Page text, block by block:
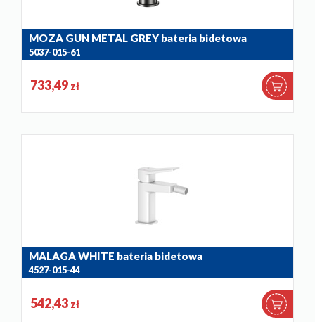
MOZA GUN METAL GREY bateria bidetowa
5037-015-61
733,49 zł
MALAGA WHITE bateria bidetowa
4527-015-44
542,43 zł